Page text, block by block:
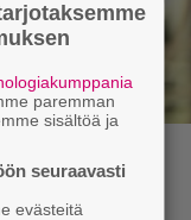
”Kaunis
paremman
sisältöä ja
seuraavasti
evästeitä